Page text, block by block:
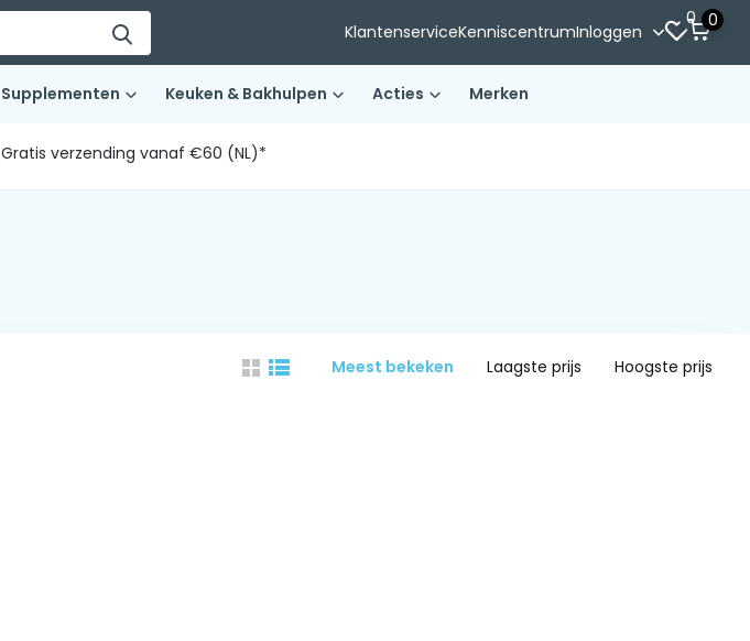
KlantenserviceKenniscentrumInloggen
0 0
Supplementen Keuken & Bakhulpen Acties Merken
Gratis verzending vanaf €60 (NL)*
Meest bekeken Laagste prijs Hoogste prijs